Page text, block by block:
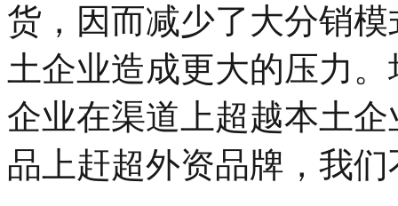
货，因而减少了大分销
土企业造成更大的压力
企业在渠道上超越本土
品上赶超外资品牌，我